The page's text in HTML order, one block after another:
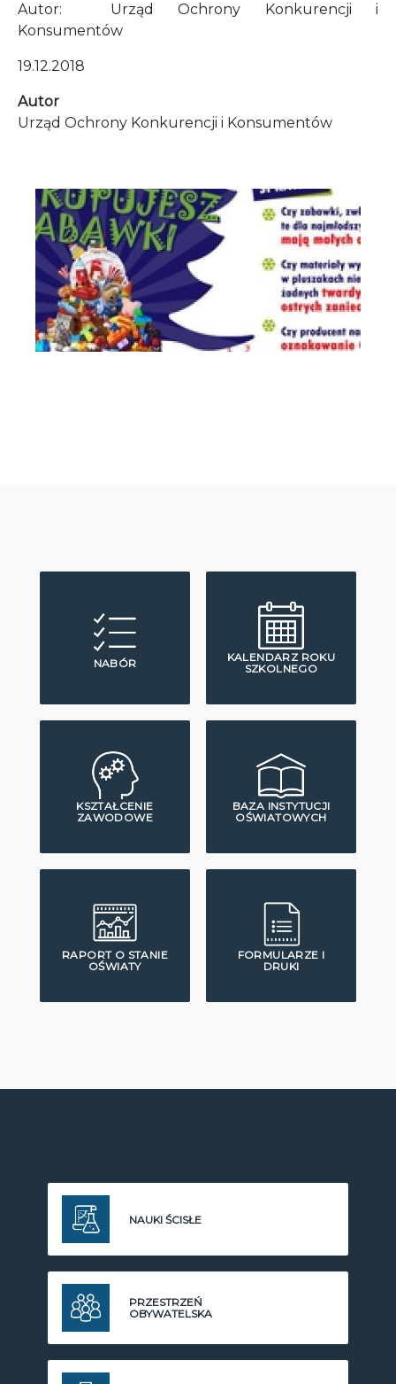
Autor: Urząd Ochrony Konkurencji i
Konsumentów
19.12.2018
Autor
Urząd Ochrony Konkurencji i Konsumentów
NABÓR
KALENDARZ ROKU
SZKOLNEGO
KSZTAŁCENIE
ZAWODOWE
BAZA INSTYTUCJI
OŚWIATOWYCH
RAPORT O STANIE
OŚWIATY
FORMULARZE I
DRUKI
NAUKI ŚCISŁE
PRZESTRZEŃ
OBYWATELSKA